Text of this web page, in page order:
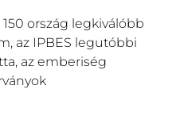
ország legkiválóbb
az IPBES legutóbbi
az emberiség